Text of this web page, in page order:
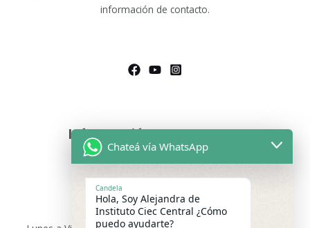
información de contacto.
Información de Contacto
Asesoras Educativas
Lunes a sábados de 9.00 a 13:00 hs
WhatsApp:+54 9 11 2475-9699
Chateá vía WhatsApp
Candela
Hola, Soy Alejandra de
Instituto Ciec Central ¿Cómo
puedo ayudarte?